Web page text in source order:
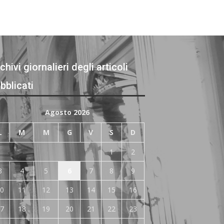
giornalieri degli articoli
Agosto 2026
M M G V S D
1
2
4 5 7 8
9
11 12 13 14 15
16
18 19 20 21 22
23